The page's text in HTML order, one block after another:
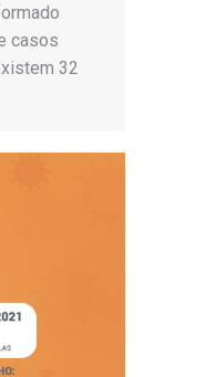
casos
32